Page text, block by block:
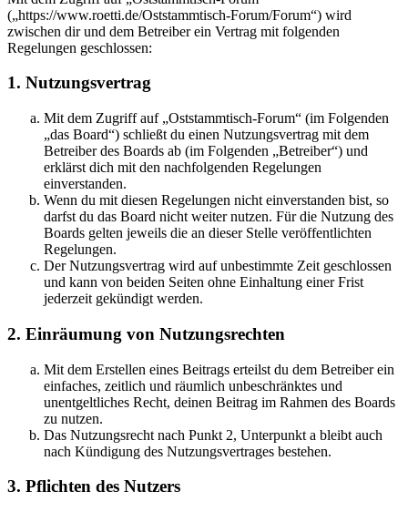
(„https://www.roetti.de/Oststammtisch-Forum/Forum“) wird
zwischen dir und dem Betreiber ein Vertrag mit folgenden
Regelungen geschlossen:
1. Nutzungsvertrag
Mit dem Zugriff auf „Oststammtisch-Forum“ (im Folgenden
„das Board“) schließt du einen Nutzungsvertrag mit dem
Betreiber des Boards ab (im Folgenden „Betreiber“) und
erklärst dich mit den nachfolgenden Regelungen
einverstanden.
Wenn du mit diesen Regelungen nicht einverstanden bist, so
darfst du das Board nicht weiter nutzen. Für die Nutzung des
Boards gelten jeweils die an dieser Stelle veröffentlichten
Regelungen.
Der Nutzungsvertrag wird auf unbestimmte Zeit geschlossen
und kann von beiden Seiten ohne Einhaltung einer Frist
jederzeit gekündigt werden.
2. Einräumung von Nutzungsrechten
Mit dem Erstellen eines Beitrags erteilst du dem Betreiber ein
einfaches, zeitlich und räumlich unbeschränktes und
unentgeltliches Recht, deinen Beitrag im Rahmen des Boards
zu nutzen.
Das Nutzungsrecht nach Punkt 2, Unterpunkt a bleibt auch
nach Kündigung des Nutzungsvertrages bestehen.
3. Pflichten des Nutzers